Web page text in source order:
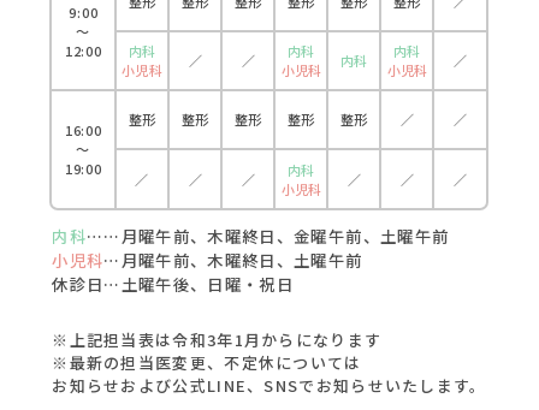
9:00
〜
12:00
内科
小児科
／ ／
内科
小児科
内科
内科
小児科
／
16:00
〜
19:00
整形 整形 整形 整形 整形 ／ ／
／ ／ ／
内科
小児科
／ ／ ／
内科……月曜午前、木曜終日、金曜午前、土曜午前
小児科…月曜午前、木曜終日、土曜午前
休診日…土曜午後、日曜・祝日
※上記担当表は令和3年1月からになります
※最新の担当医変更、不定休については
お知らせおよび公式LINE、SNSでお知らせいたします。